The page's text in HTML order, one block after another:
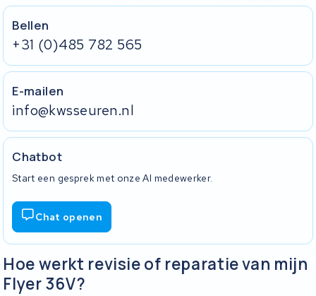
Bellen
+31 (0)485 782 565
E-mailen
info@kwsseuren.nl
Chatbot
Start een gesprek met onze AI medewerker.
Chat openen
Hoe werkt revisie of reparatie van mijn
Flyer 36V?